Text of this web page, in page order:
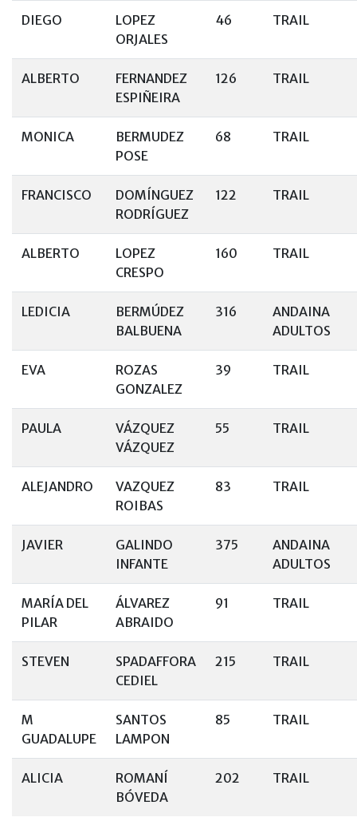
DIEGO
LOPEZ
ORJALES
46 TRAIL
ALBERTO
FERNANDEZ
ESPIÑEIRA
126 TRAIL
MONICA
BERMUDEZ
POSE
68 TRAIL
FRANCISCO
DOMÍNGUEZ
RODRÍGUEZ
122 TRAIL
ALBERTO
LOPEZ
CRESPO
160 TRAIL
LEDICIA
BERMÚDEZ
BALBUENA
316
ANDAINA
ADULTOS
EVA
ROZAS
GONZALEZ
39 TRAIL
PAULA
VÁZQUEZ
VÁZQUEZ
55 TRAIL
ALEJANDRO
VAZQUEZ
ROIBAS
83 TRAIL
JAVIER
GALINDO
INFANTE
375
ANDAINA
ADULTOS
MARÍA DEL
PILAR
ÁLVAREZ
ABRAIDO
91 TRAIL
STEVEN
SPADAFFORA
CEDIEL
215 TRAIL
M
GUADALUPE
SANTOS
LAMPON
85 TRAIL
ALICIA
ROMANÍ
BÓVEDA
202 TRAIL